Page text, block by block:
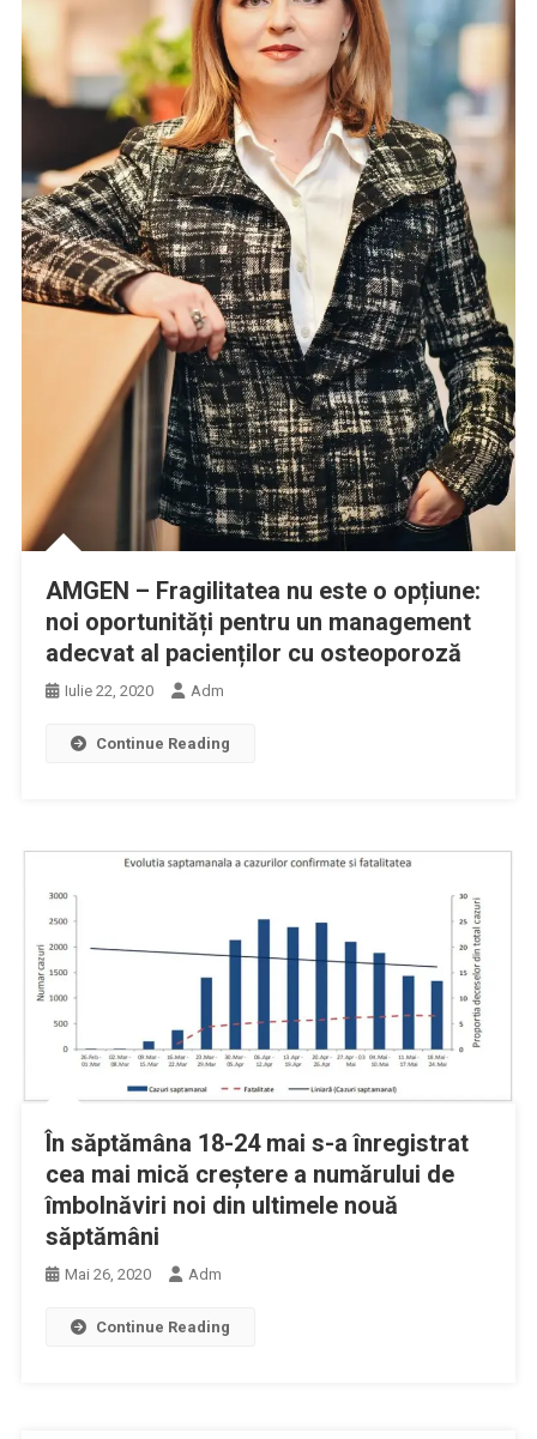
AMGEN – Fragilitatea nu este o opțiune:
noi oportunități pentru un management
adecvat al pacienților cu osteoporoză
Iulie 22, 2020 Adm
Continue Reading
În săptămâna 18-24 mai s-a înregistrat
cea mai mică creştere a numărului de
îmbolnăviri noi din ultimele nouă
săptămâni
Mai 26, 2020 Adm
Continue Reading